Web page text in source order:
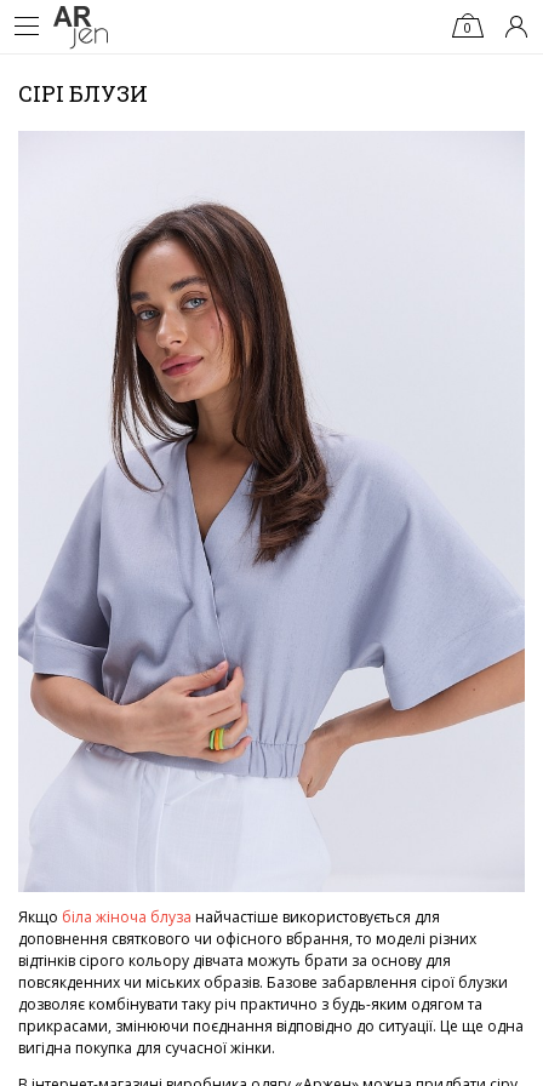
0
СІРІ БЛУЗИ
Якщо біла жіноча блуза найчастіше використовується для
доповнення святкового чи офісного вбрання, то моделі різних
відтінків сірого кольору дівчата можуть брати за основу для
повсякденних чи міських образів. Базове забарвлення сірої блузки
дозволяє комбінувати таку річ практично з будь-яким одягом та
прикрасами, змінюючи поєднання відповідно до ситуації. Це ще одна
вигідна покупка для сучасної жінки.